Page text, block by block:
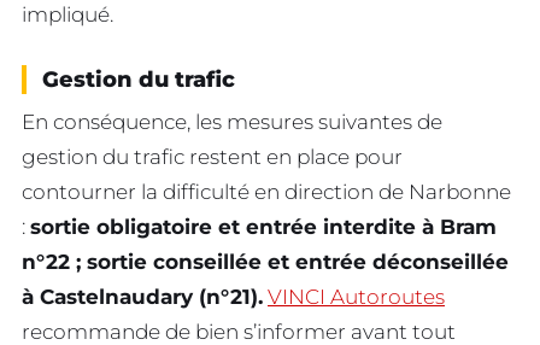
impliqué.
Gestion du trafic
En conséquence, les mesures suivantes de
gestion du trafic restent en place pour
contourner la difficulté en direction de Narbonne
: sortie obligatoire et entrée interdite à Bram
n°22 ; sortie conseillée et entrée déconseillée
à Castelnaudary (n°21). VINCI Autoroutes
recommande de bien s’informer avant tout